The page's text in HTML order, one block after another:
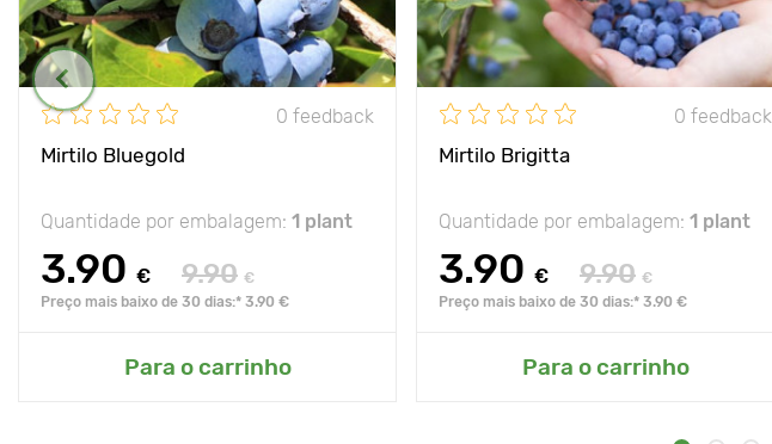
0 feedback
Mirtilo Bluegold
Quantidade por embalagem: 1 plant
3.90 € 9.90 €
Preço mais baixo de 30 dias:* 3.90 €
Para o carrinho
0 feedback
Mirtilo Brigitta
Quantidade por embalagem: 1 plant
3.90 € 9.90 €
Preço mais baixo de 30 dias:* 3.90 €
Para o carrinho